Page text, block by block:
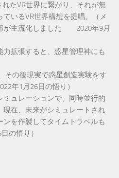
たVR世界に繋がり、それが無
いるVR世界構想を提唱。（メ
が主流化しました 2020年9月
力拡張すると、惑星管理神にも
その後現実で惑星創造実験をす
年1月26日の悟り）
ミュレーションで、同時並行的
現在、未来がシミュレートされ
を作製してタイムトラベルも
の悟り）